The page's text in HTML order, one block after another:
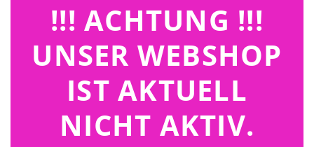
!!! ACHTUNG !!!
UNSER WEBSHOP
IST AKTUELL
NICHT AKTIV.